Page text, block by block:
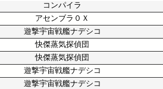
コンパイラ
アセンブラ０Ｘ
遊撃宇宙戦艦ナデシコ
快傑蒸気探偵団
快傑蒸気探偵団
遊撃宇宙戦艦ナデシコ
遊撃宇宙戦艦ナデシコ